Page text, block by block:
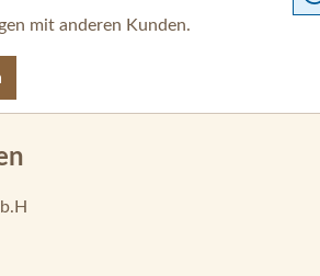
mit anderen Kunden.